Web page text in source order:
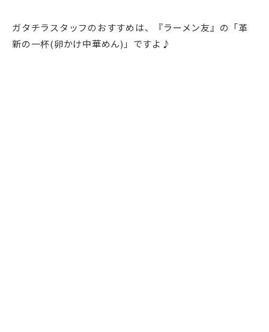
ガタチラスタッフのおすすめは、『ラーメン友』の「革
新の一杯(卵かけ中華めん)」ですよ♪